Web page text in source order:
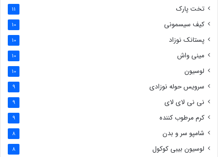
تخت پارک 11
کیف سیسمونی 10
پستانک نوزاد 10
مینی واش 10
لوسیون 10
سرویس حوله نوزادی 9
نی نی لای لای 9
کرم مرطوب کننده 9
شامپو سر و بدن 8
لوسیون بیبی کوکول 8